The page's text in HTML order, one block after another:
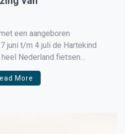
een aangeboren
juni t/m 4 juli de Hartekind
Nederland fietsen
Hartekind, solo in hun eigen
Deelnemers dragen bij
More